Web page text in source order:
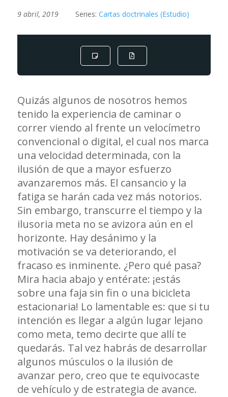
9 abril, 2019 Series: Cartas doctrinales (Estudio)
Quizás algunos de nosotros hemos
tenido la experiencia de caminar o
correr viendo al frente un velocímetro
convencional o digital, el cual nos marca
una velocidad determinada, con la
ilusión de que a mayor esfuerzo
avanzaremos más. El cansancio y la
fatiga se harán cada vez más notorios.
Sin embargo, transcurre el tiempo y la
ilusoria meta no se avizora aún en el
horizonte. Hay desánimo y la
motivación se va deteriorando, el
fracaso es inminente. ¿Pero qué pasa?
Mira hacia abajo y entérate: ¡estás
sobre una faja sin fin o una bicicleta
estacionaria! Lo lamentable es: que si tu
intención es llegar a algún lugar lejano
como meta, temo decirte que allí te
quedarás. Tal vez habrás de desarrollar
algunos músculos o la ilusión de
avanzar pero, creo que te equivocaste
de vehículo y de estrategia de avance.